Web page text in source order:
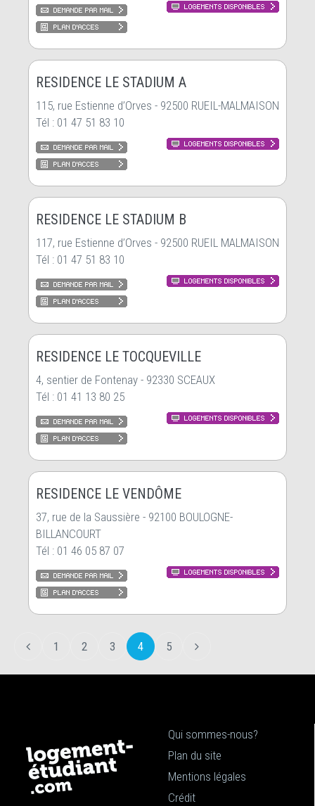
RESIDENCE LE STADIUM A
115, rue Estienne d’Orves - 92500 RUEIL-MALMAISON
Tél : 01 47 51 83 10
RESIDENCE LE STADIUM B
117, rue Estienne d’Orves - 92500 RUEIL MALMAISON
Tél : 01 47 51 83 10
RESIDENCE LE TOCQUEVILLE
4, sentier de Fontenay - 92330 SCEAUX
Tél : 01 41 13 80 25
RESIDENCE LE VENDÔME
37, rue de la Saussière - 92100 BOULOGNE-
BILLANCOURT
Tél : 01 46 05 87 07
1 2 3 4 5
Qui sommes-nous?
Plan du site
Mentions légales
Crédit